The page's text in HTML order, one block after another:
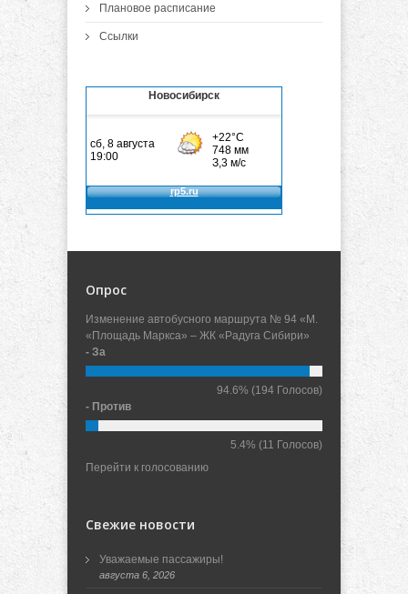
Плановое расписание
Ссылки
Новосибирск
Опрос
Изменение автобусного маршрута № 94 «М.
«Площадь Маркса» – ЖК «Радуга Сибири»
- За
94.6% (194 Голосов)
- Против
5.4% (11 Голосов)
Перейти к голосованию
Свежие новости
Уважаемые пассажиры!
августа 6, 2026